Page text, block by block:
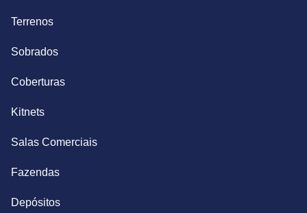
Terrenos
Sobrados
Coberturas
Kitnets
Salas Comerciais
Fazendas
Depósitos